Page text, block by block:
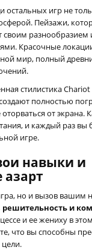
остальных игр не
Пейзажи,
разнообразием
Красочные
мир, полный
стилистика Chariot
полностью
от экрана.
и каждый раз вы
игре.
навыки и
азарт
но и вызов вашим
решительность и
и ее жениху в
что вы способны